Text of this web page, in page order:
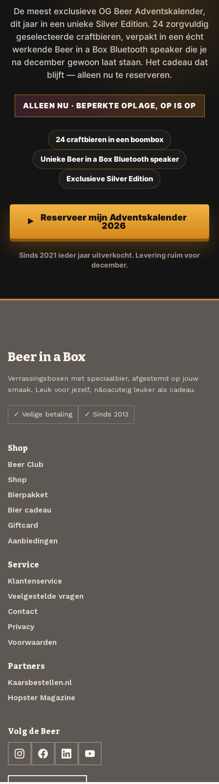
De meest exclusieve OG Beer Adventskalender,
dit jaar in een unieke Silver Edition. 24 zorgvuldig
geselecteerde craftbieren, verpakt in een écht
werkende Beer in a Box Bluetooth speaker die je
na december gewoon laat staan. Het cadeau dat
blijft — alleen nu te reserveren.
ALLEEN NU · BEPERKTE OPLAGE, OP IS OP
24 craftbieren in een boombox
Unieke Beer in a Box Bluetooth speaker
Exclusieve Silver Edition
Reserveer mijn Adventskalender
2026
Sinds 2021 ieder jaar uitverkocht. Levering ruim voor
december.
Beer in a Box
Verrassingsboxen met speciaalbier, afgestemd op jouw
smaak. Leuk voor jezelf, n&oacute;g leuker als cadeau.
✓ Veilige betaling ✓ Sinds 2013
Shop
Beer Club
Shop
Bierpakket
Bier cadeau
Giftcard
Aanbiedingen
Service
Klantenservice
Veelgestelde vragen
Contact
Privacy
Voorwaarden
Partners
Kaarsbestellen.nl
Hopster Magazine
Volg de Beer